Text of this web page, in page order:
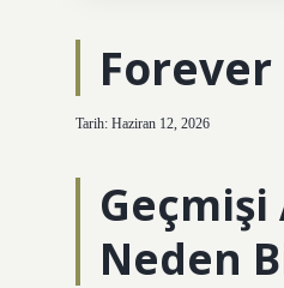
Tarih: Haziran 12, 2026
Geçmişi
Neden